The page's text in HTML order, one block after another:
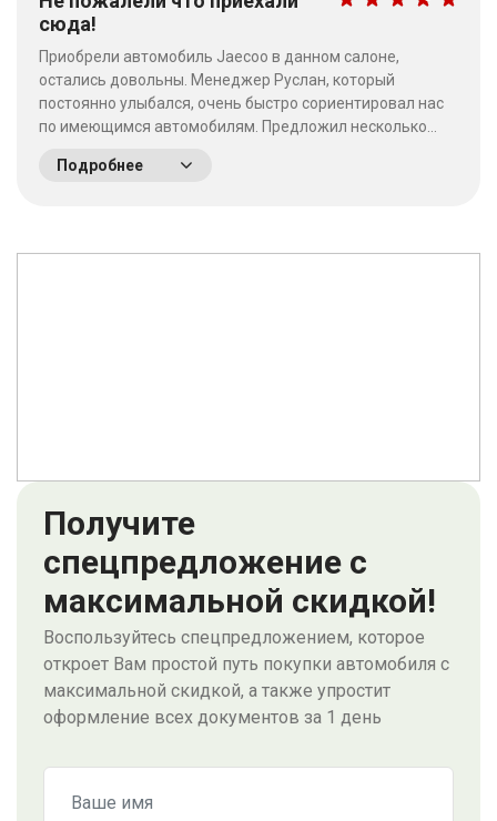
сюда!
Приобрели автомобиль Jaecoo в данном салоне,
остались довольны. Менеджер Руслан, который
постоянно улыбался, очень быстро сориентировал нас
по имеющимся автомобилям. Предложил несколько
пожалели что приехали сюда! Качество работы на
Подробнее
Получите
спецпредложение с
максимальной скидкой!
Воспользуйтесь спецпредложением, которое
откроет Вам простой путь покупки автомобиля с
максимальной скидкой, а также упростит
оформление всех документов за 1 день